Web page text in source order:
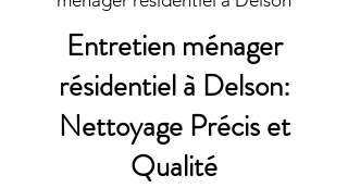
Entretien ménager
résidentiel à Delson:
Nettoyage Précis et
Qualité